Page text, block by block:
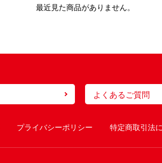
最近見た商品がありません。
よくあるご質問
プライバシーポリシー 特定商取引法